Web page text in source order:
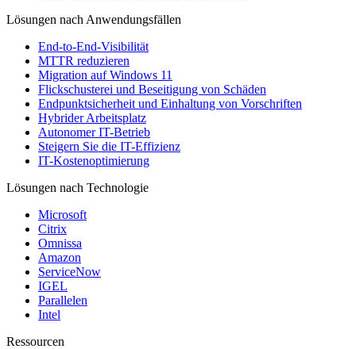
Lösungen nach Anwendungsfällen
End-to-End-Visibilität
MTTR reduzieren
Migration auf Windows 11
Flickschusterei und Beseitigung von Schäden
Endpunktsicherheit und Einhaltung von Vorschriften
Hybrider Arbeitsplatz
Autonomer IT-Betrieb
Steigern Sie die IT-Effizienz
IT-Kostenoptimierung
Lösungen nach Technologie
Microsoft
Citrix
Omnissa
Amazon
ServiceNow
IGEL
Parallelen
Intel
Ressourcen